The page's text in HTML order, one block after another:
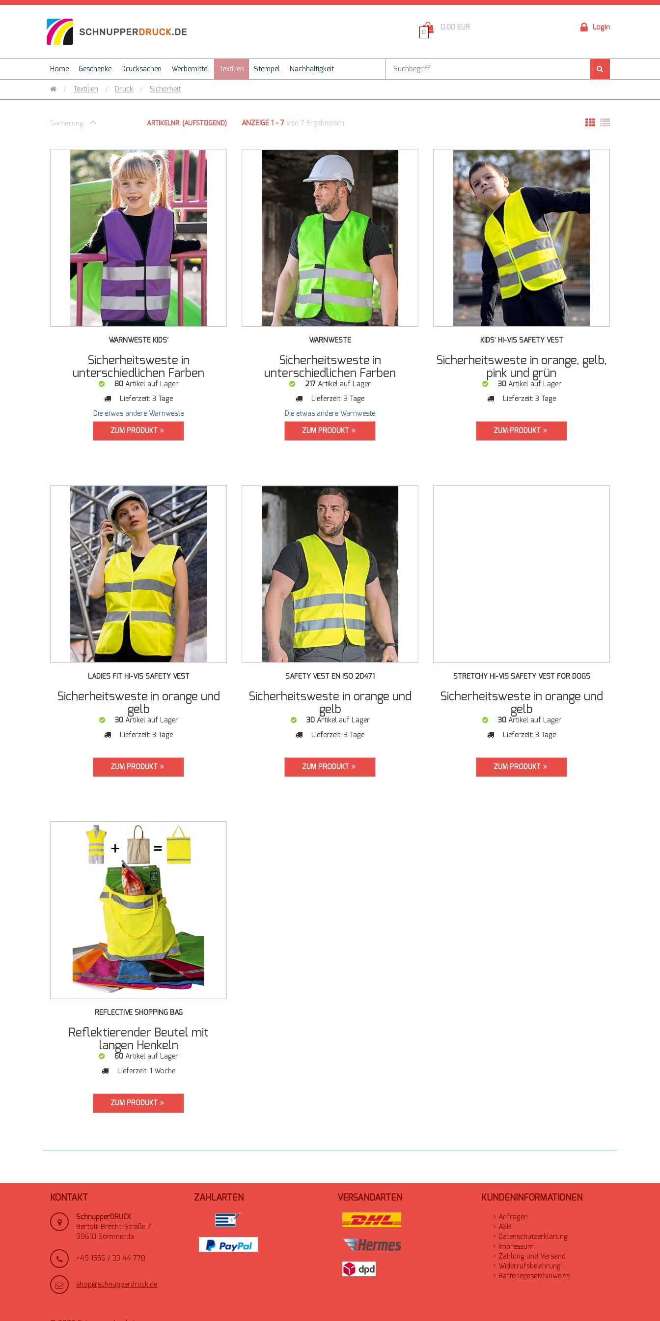
0,00 EUR
0
Login
Home Geschenke Drucksachen Werbemittel Textilien Stempel Nachhaltigkeit
/ Textilien / Druck / Sicherheit
Sortierung ARTIKELNR. (AUFSTEIGEND) ANZEIGE 1 - 7 von 7 Ergebnissen
WARNWESTE KIDS´
Sicherheitsweste in
unterschiedlichen Farben
80 Artikel auf Lager
Lieferzeit: 3 Tage
Die etwas andere Warnweste
ZUM PRODUKT
WARNWESTE
Sicherheitsweste in
unterschiedlichen Farben
217 Artikel auf Lager
Lieferzeit: 3 Tage
Die etwas andere Warnweste
ZUM PRODUKT
KIDS´ HI-VIS SAFETY VEST
Sicherheitsweste in orange, gelb,
pink und grün
30Artikel auf Lager
Lieferzeit: 3 Tage
ZUM PRODUKT
LADIES FIT HI-VIS SAFETY VEST
Sicherheitsweste in orange und
gelb
30Artikel auf Lager
Lieferzeit: 3 Tage
ZUM PRODUKT
SAFETY VEST EN ISO 20471
Sicherheitsweste in orange und
gelb
30Artikel auf Lager
Lieferzeit: 3 Tage
ZUM PRODUKT
STRETCHY HI-VIS SAFETY VEST FOR DOGS
Sicherheitsweste in orange und
gelb
30Artikel auf Lager
Lieferzeit: 3 Tage
ZUM PRODUKT
REFLECTIVE SHOPPING BAG
Reflektierender Beutel mit
langen Henkeln
60 Artikel auf Lager
Lieferzeit: 1 Woche
ZUM PRODUKT
KONTAKT
SchnupperDRUCK
Bertolt-Brecht-Straße 7
99610 Sömmerda
+49 1556 / 33 44 778
shop@schnupperdruck.de
ZAHLARTEN VERSANDARTEN KUNDENINFORMATIONEN
Anfragen
AGB
Datenschutzerklärung
Impressum
Zahlung und Versand
Widerrufsbelehrung
Batteriegesetzhinweise